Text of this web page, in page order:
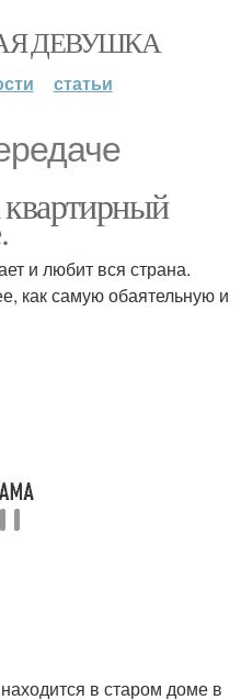
ДЕВУШКА
статьи
и любит вся страна.
как самую обаятельную и
в старом доме в